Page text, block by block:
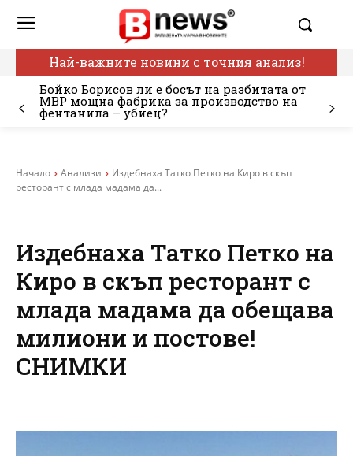
Най-важните новини с точния анализ!
Бойко Борисов ли е босът на разбитата от
МВР мощна фабрика за производство на
фентанила – убиец?
Начало Анализи
Издебнаха Татко Петко на Киро в скъп
ресторант с млада мадама да...
Издебнаха Татко Петко на
Киро в скъп ресторант с
млада мадама да обещава
милиони и постове!
СНИМКИ